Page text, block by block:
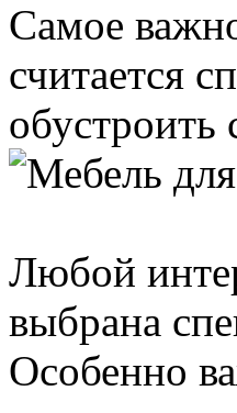
Самое
считается
обустроить
Любой
выбрана
Особенно